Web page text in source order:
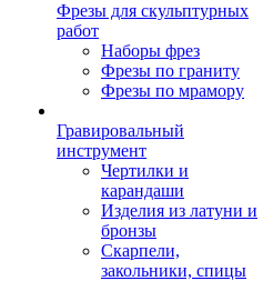
Фрезы для скульптурных
работ
Наборы фрез
Фрезы по граниту
Фрезы по мрамору
Гравировальный
инструмент
Чертилки и
карандаши
Изделия из латуни и
бронзы
Скарпели,
закольники, спицы